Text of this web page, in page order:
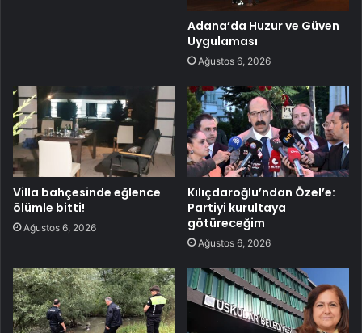
Adana’da Huzur ve Güven
Uygulaması
Ağustos 6, 2026
Villa bahçesinde eğlence
ölümle bitti!
Ağustos 6, 2026
Kılıçdaroğlu’ndan Özel’e:
Partiyi kurultaya
götüreceğim
Ağustos 6, 2026